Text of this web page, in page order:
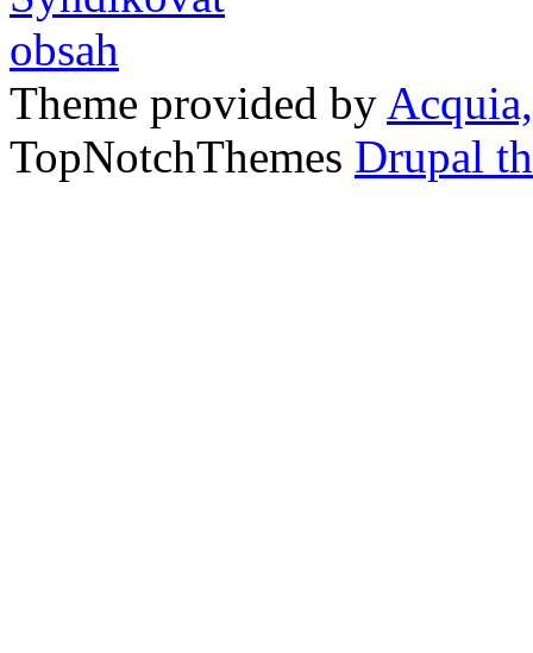
Theme provided by
TopNotchThemes Drupal